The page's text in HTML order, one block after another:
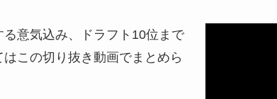
意気込み、ドラフト10位まで
この切り抜き動画でまとめら